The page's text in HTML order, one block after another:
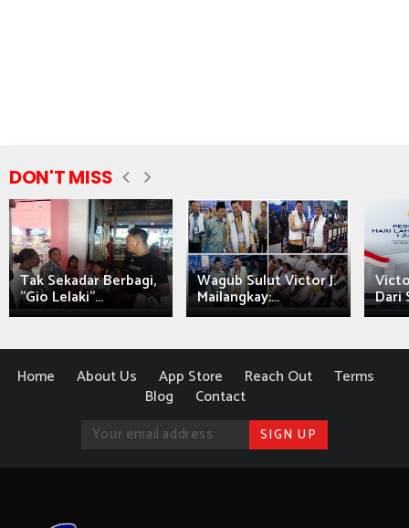
DON'T MISS
Tak Sekadar Berbagi,
"Gio Lelaki"...
Wagub Sulut Victor J.
Mailangkay:... Dari
Home About Us App Store Reach Out
Terms
Blog
Contact